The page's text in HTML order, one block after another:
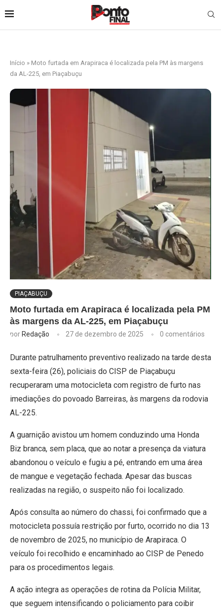
Início » Moto furtada em Arapiraca é localizada pela PM às margens
da AL-225, em Piaçabuçu
PIAÇABUÇU
Moto furtada em Arapiraca é localizada pela PM
às margens da AL-225, em Piaçabuçu
por Redação 27 de dezembro de 2025 0 comentários
Durante patrulhamento preventivo realizado na tarde desta
sexta-feira (26), policiais do CISP de Piaçabuçu
recuperaram uma motocicleta com registro de furto nas
imediações do povoado Barreiras, às margens da rodovia
AL-225.
A guarnição avistou um homem conduzindo uma Honda
Biz branca, sem placa, que ao notar a presença da viatura
abandonou o veículo e fugiu a pé, entrando em uma área
de mangue e vegetação fechada. Apesar das buscas
realizadas na região, o suspeito não foi localizado.
Após consulta ao número do chassi, foi confirmado que a
motocicleta possuía restrição por furto, ocorrido no dia 13
de novembro de 2025, no município de Arapiraca. O
veículo foi recolhido e encaminhado ao CISP de Penedo
para os procedimentos legais.
A ação integra as operações de rotina da Polícia Militar,
que seguem intensificando o policiamento para coibir